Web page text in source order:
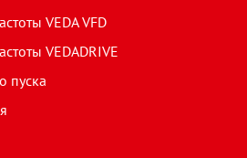
VEDA VFD
VEDADRIVE
пуска